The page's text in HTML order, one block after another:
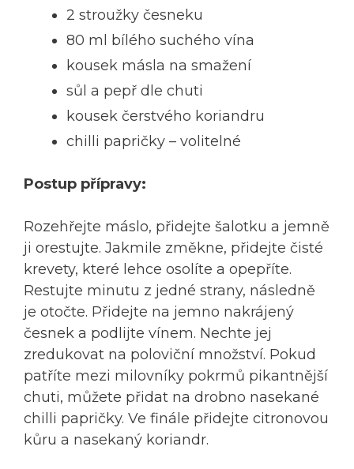
2 stroužky česneku
80 ml bílého suchého vína
kousek másla na smažení
sůl a pepř dle chuti
kousek čerstvého koriandru
chilli papričky – volitelné
Postup přípravy:
Rozehřejte máslo, přidejte šalotku a jemně
ji orestujte. Jakmile změkne, přidejte čisté
krevety, které lehce osolíte a opepříte.
Restujte minutu z jedné strany, následně
je otočte. Přidejte na jemno nakrájený
česnek a podlijte vínem. Nechte jej
zredukovat na poloviční množství. Pokud
patříte mezi milovníky pokrmů pikantnější
chuti, můžete přidat na drobno nasekané
chilli papričky. Ve finále přidejte citronovou
kůru a nasekaný koriandr.